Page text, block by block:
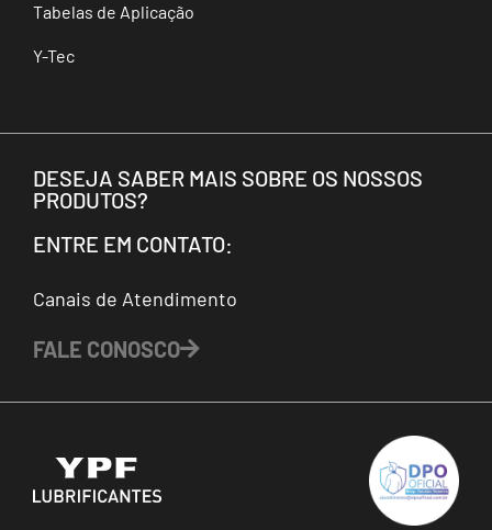
Tabelas de Aplicação
Y-Tec
DESEJA SABER MAIS SOBRE OS NOSSOS
PRODUTOS?
ENTRE EM CONTATO:
Canais de Atendimento
FALE CONOSCO